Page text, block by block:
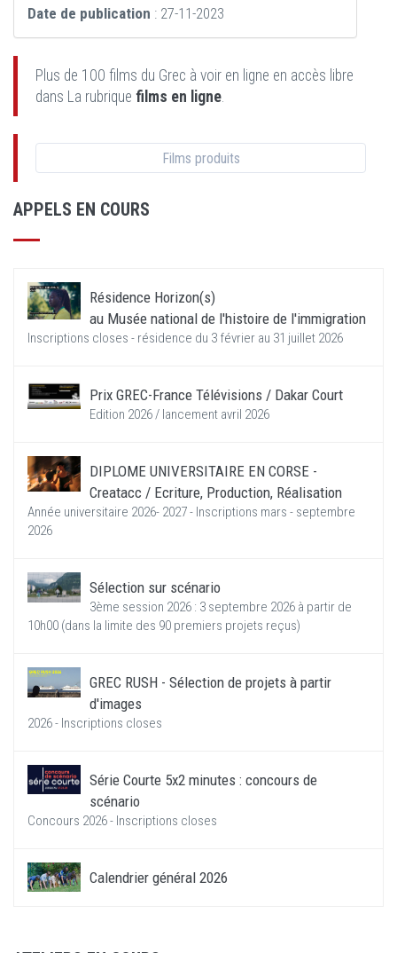
Date de publication : 27-11-2023
Plus de 100 films du Grec à voir en ligne en accès libre
dans La rubrique films en ligne.
Films produits
APPELS EN COURS
Résidence Horizon(s)
au Musée national de l'histoire de l'immigration
Inscriptions closes - résidence du 3 février au 31 juillet 2026
Prix GREC-France Télévisions / Dakar Court
Edition 2026 / lancement avril 2026
DIPLOME UNIVERSITAIRE EN CORSE -
Creatacc / Ecriture, Production, Réalisation
Année universitaire 2026- 2027 - Inscriptions mars - septembre
2026
Sélection sur scénario
3ème session 2026 : 3 septembre 2026 à partir de
10h00 (dans la limite des 90 premiers projets reçus)
GREC RUSH - Sélection de projets à partir
d'images
2026 - Inscriptions closes
Série Courte 5x2 minutes : concours de
scénario
Concours 2026 - Inscriptions closes
Calendrier général 2026